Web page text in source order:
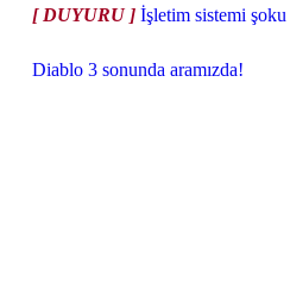
[ DUYURU ] İşletim sistemi
Diablo 3 sonunda aramızda!